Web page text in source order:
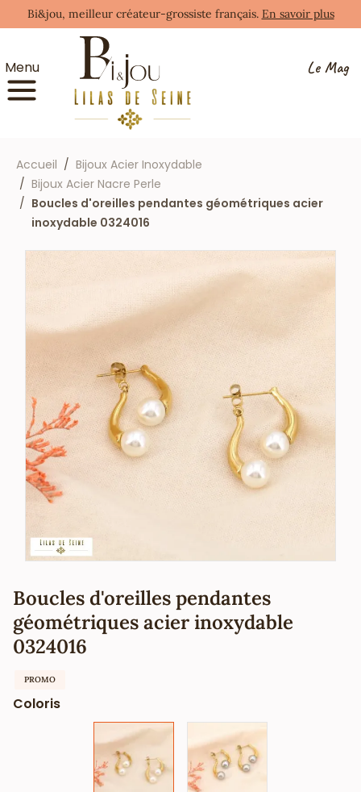
Bi&jou, meilleur créateur-grossiste français. En savoir plus
Menu Le Mag
Accueil
Bijoux Acier Inoxydable
Bijoux Acier Nacre Perle
Boucles d'oreilles pendantes géométriques acier
inoxydable 0324016
Boucles d'oreilles pendantes
géométriques acier inoxydable
0324016
PROMO
Coloris